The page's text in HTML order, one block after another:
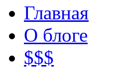
Главная
О блоге
$$$